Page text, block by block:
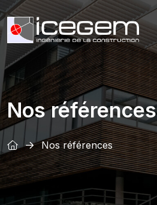
Nos références
Nos références